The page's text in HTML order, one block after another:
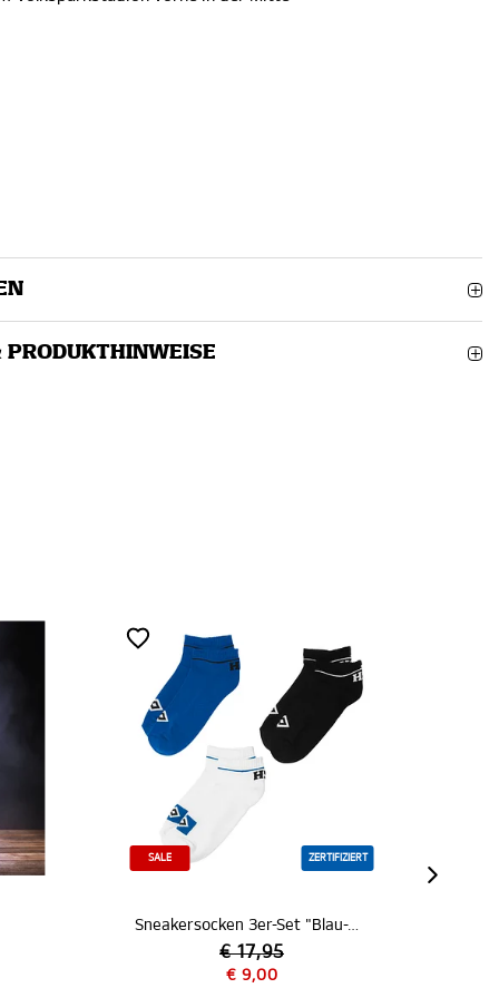
PRODUKTHINWEISE
SALE ZERTIFIZIERT
Sneakersocken 3er-Set "Blau-Weiß-Schwarz"
€ 17,95
€ 9,00